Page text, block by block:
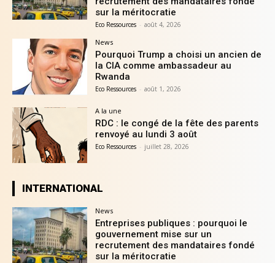
sur la méritocratie
Eco Ressources - août 4, 2026
News
Pourquoi Trump a choisi un ancien de
la CIA comme ambassadeur au
Rwanda
Eco Ressources - août 1, 2026
A la une
RDC : le congé de la fête des parents
renvoyé au lundi 3 août
Eco Ressources - juillet 28, 2026
INTERNATIONAL
News
Entreprises publiques : pourquoi le
gouvernement mise sur un
recrutement des mandataires fondé
sur la méritocratie